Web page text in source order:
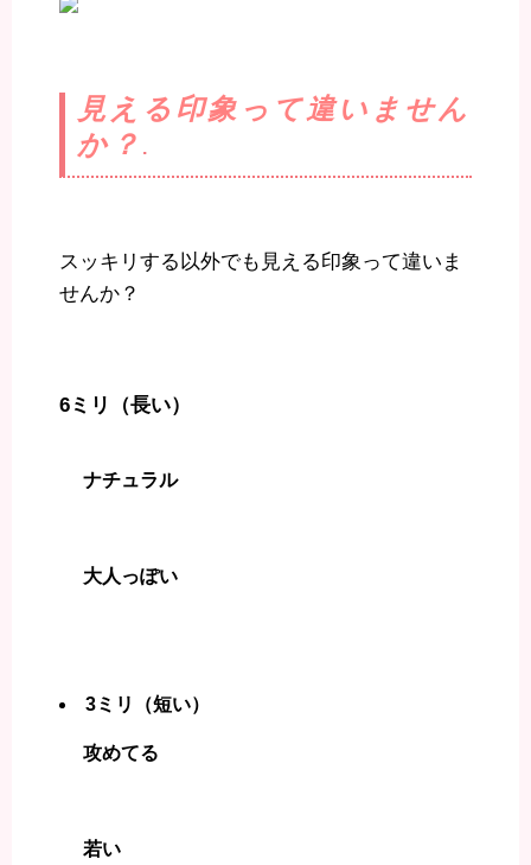
見える印象って違いません
か？ .
スッキリする以外でも見える印象って違いま
せんか？
6ミリ（長い）
ナチュラル
大人っぽい
3ミリ（短い）
攻めてる
若い